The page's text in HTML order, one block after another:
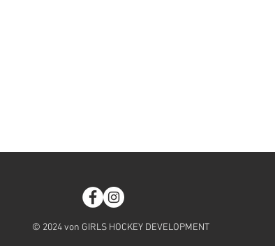
© 2024 von GIRLS HOCKEY DEVELOPMENT